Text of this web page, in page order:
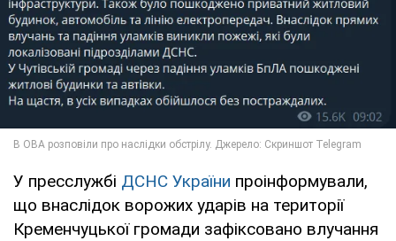
У пресслужбі ДСНС України проінформували,
що внаслідок ворожих ударів на території
Кременчуцької громади зафіксовано влучання